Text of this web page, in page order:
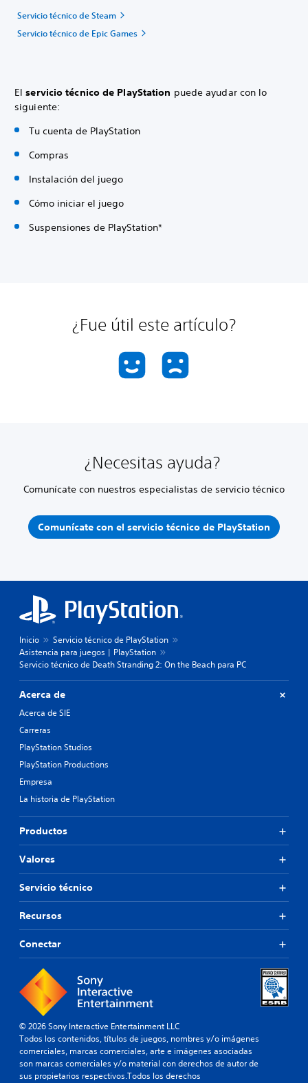
Servicio técnico de Steam
Servicio técnico de Epic Games
Elservicio técnico de PlayStation puede ayudar con lo
siguiente:
Tu cuenta de PlayStation
Compras
Instalación del juego
Cómo iniciar el juego
Suspensiones de PlayStation*
¿Fue útil este artículo?
¿Necesitas ayuda?
Comunícate con nuestros especialistas de servicio técnico
Comunícate con el servicio técnico de PlayStation
Inicio
Servicio técnico de PlayStation
Asistencia para juegos | PlayStation
Servicio técnico de Death Stranding 2: On the Beach para PC
Acerca de
Acerca de SIE
Carreras
PlayStation Studios
PlayStation Productions
Empresa
La historia de PlayStation
Productos
Valores
Servicio técnico
Recursos
Conectar
© 2026 Sony Interactive Entertainment LLC
Todos los contenidos, títulos de juegos, nombres y/o imágenes
comerciales, marcas comerciales, arte e imágenes asociadas
son marcas comerciales y/o material con derechos de autor de
sus propietarios respectivos.Todos los derechos